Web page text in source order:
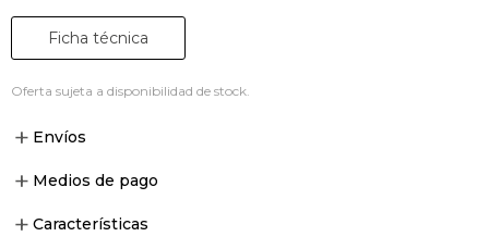
Ficha técnica
Oferta sujeta a disponibilidad de stock.
Envíos
Medios de pago
Características